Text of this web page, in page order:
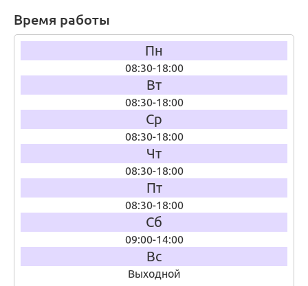
Время работы
Пн
08:30-18:00
Вт
08:30-18:00
Ср
08:30-18:00
Чт
08:30-18:00
Пт
08:30-18:00
Сб
09:00-14:00
Вс
Выходной